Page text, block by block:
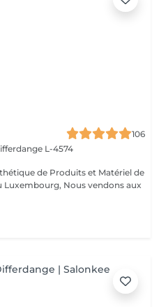
106
L-4574
de Produits et Matériel de
Nous vendons aux